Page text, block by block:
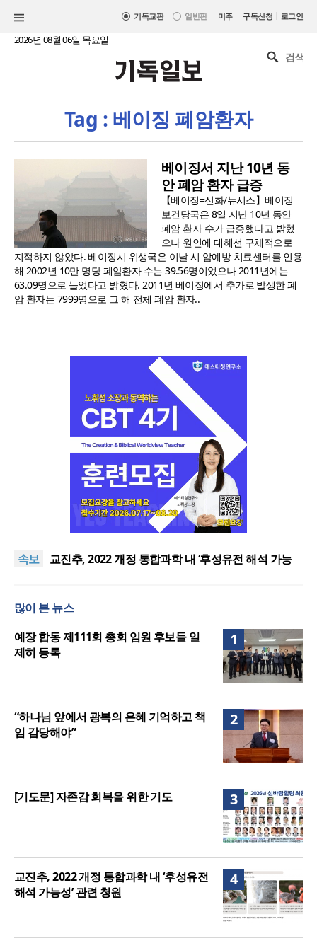
기독교판 일반판 미주 구독신청 | 로그인
2026년 08월 06일 목요일
Tag : 베이징 폐암환자
베이징서 지난 10년 동
안 폐암 환자 급증
【베이징=신화/뉴시스】베이징
보건당국은 8일 지난 10년 동안
폐암 환자 수가 급증했다고 밝혔
으나 원인에 대해선 구체적으로
지적하지 않았다. 베이징시 위생국은 이날 시 암예방 치료센터를 인용
해 2002년 10만 명당 폐암환자 수는 39.56명이었으나 2011년에는
63.09명으로 늘었다고 밝혔다. 2011년 베이징에서 추가로 발생한 폐
암 환자는 7999명으로 그 해 전체 폐암 환자..
속보
횃불트리니티신학대학원대, ACSI 국제 기독교사 자
교진추, 2022 개정 통합과학 내 ‘후성유전 해석 가능
대표회장 취임
횃불트리니티신학대학원대, ACSI 국제 기독교사 자
“하나님 앞에서 광복의 은혜 기억하고 책임 감당해야”
많이 본 뉴스
1
예장 합동 제111회 총회 임원 후보들 일
제히 등록
2
“하나님 앞에서 광복의 은혜 기억하고 책
임 감당해야”
3
[기도문] 자존감 회복을 위한 기도
4
교진추, 2022 개정 통합과학 내 ‘후성유전
해석 가능성’ 관련 청원